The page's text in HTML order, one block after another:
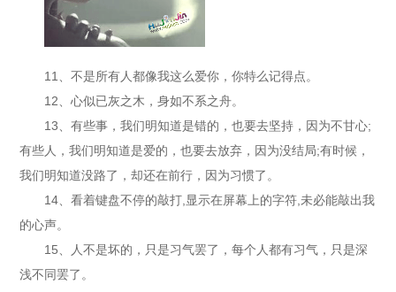
11、不是所有人都像我这么爱你，你特么记得点。
12、心似已灰之木，身如不系之舟。
13、有些事，我们明知道是错的，也要去坚持，因为不甘心;
有些人，我们明知道是爱的，也要去放弃，因为没结局;有时候，
我们明知道没路了，却还在前行，因为习惯了。
14、看着键盘不停的敲打,显示在屏幕上的字符,未必能敲出我
的心声。
15、人不是坏的，只是习气罢了，每个人都有习气，只是深
浅不同罢了。